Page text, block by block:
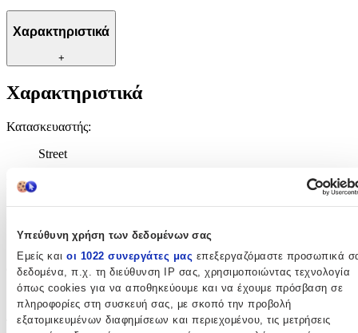
Υπεύθυνη χρήση των δεδομένων σας
Εμείς και οι 1022 συνεργάτες μας επεξεργαζόμαστε προσωπικά
δεδομένα, π.χ. τη διεύθυνση IP σας, χρησιμοποιώντας τεχνολογία
όπως cookies για να αποθηκεύουμε και να έχουμε πρόσβαση σε
πληροφορίες στη συσκευή σας, με σκοπό την προβολή
εξατομικευμένων διαφημίσεων και περιεχομένου, τις μετρήσεις
Χαρακτηριστικά
+
Χαρακτηριστικά
Κατασκευαστής:
Street
Βασικά Χαρακτηριστικά
Μαύρο
Φύλο:
Αγόρι
Τύπος: